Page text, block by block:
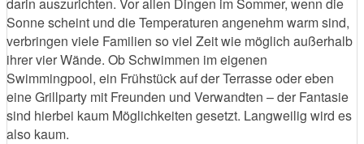
Sonne scheint und die Temperaturen angenehm warm sind,
verbringen viele Familien so viel Zeit wie möglich außerhalb
ihrer vier Wände. Ob Schwimmen im eigenen
Swimmingpool, ein Frühstück auf der Terrasse oder eben
eine Grillparty mit Freunden und Verwandten – der Fantasie
sind hierbei kaum Möglichkeiten gesetzt. Langweilig wird es
also kaum.